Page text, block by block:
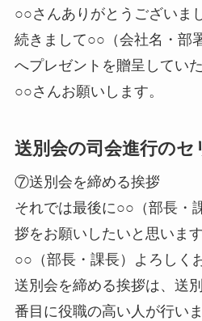
○○さんありがとうございま
続きまして○○（会社名・部
へプレゼントを贈呈していた
○○さんお願いします。
送別会の司会進行のセ
⑦送別会を締める挨拶
それでは最後に○○（部長・
拶をお願いしたいと思います
○○（部長・課長）よろしく
送別会を締める挨拶は、送
番目に役職の高い人が行いま